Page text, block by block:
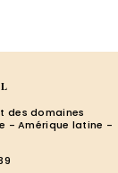
des domaines
- Amérique latine -